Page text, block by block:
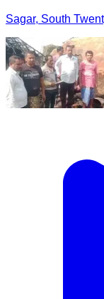
Sagar, South